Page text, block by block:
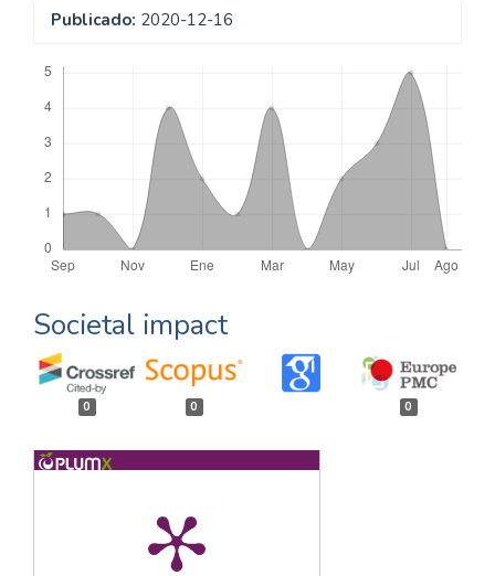
Publicado: 2020-12-16
Societal impact
0 0 0